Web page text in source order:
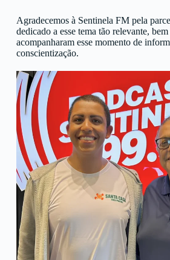
Agradecemos à Sentinela FM pela
dedicado a esse tema tão relevante,
acompanharam esse momento de
conscientização.